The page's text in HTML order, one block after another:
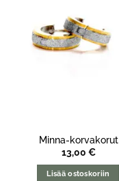
Minna-korvakorut
13,00 €
Lisää ostoskoriin